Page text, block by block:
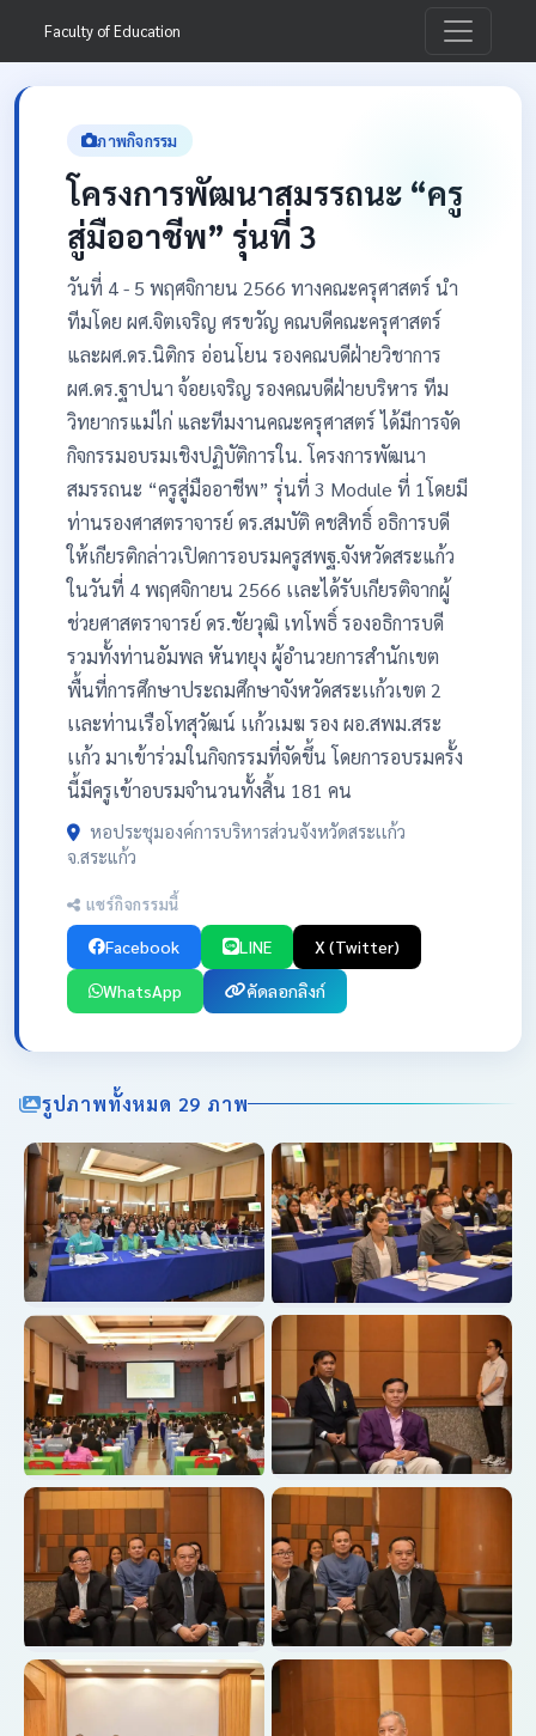
Faculty of Education
ภาพกิจกรรม
โครงการพัฒนาสมรรถนะ “ครู
สู่มืออาชีพ” รุ่นที่ 3
วันที่ 4 - 5 พฤศจิกายน 2566 ทางคณะครุศาสตร์ นำ
ทีมโดย ผศ.จิตเจริญ ศรขวัญ คณบดีคณะครุศาสตร์
และผศ.ดร.นิติกร อ่อนโยน รองคณบดีฝ่ายวิชาการ
ผศ.ดร.ฐาปนา จ้อยเจริญ รองคณบดีฝ่ายบริหาร ทีม
วิทยากรแม่ไก่ และทีมงานคณะครุศาสตร์ ได้มีการจัด
กิจกรรมอบรมเชิงปฏิบัติการใน. โครงการพัฒนา
สมรรถนะ “ครูสู่มืออาชีพ” รุ่นที่ 3 Module ที่ 1โดยมี
ท่านรองศาสตราจารย์ ดร.สมบัติ คชสิทธิ์ อธิการบดี
ให้เกียรติกล่าวเปิดการอบรมครูสพฐ.จังหวัดสระแก้ว
ในวันที่ 4 พฤศจิกายน 2566 เเละได้รับเกียรติจากผู้
ช่วยศาสตราจารย์ ดร.ชัยวุฒิ เทโพธิ์ รองอธิการบดี
รวมทั้งท่านอัมพล หันทยุง ผู้อำนวยการสำนักเขต
พื้นที่การศึกษาประถมศึกษาจังหวัดสระเเก้วเขต 2
เเละท่านเรือโทสุวัฒน์ เเก้วเมฆ รอง ผอ.สพม.สระ
เเก้ว มาเข้าร่วมในกิจกรรมที่จัดขึ้น โดยการอบรมครั้ง
นี้มีครูเข้าอบรมจำนวนทั้งสิ้น 181 คน
หอประชุมองค์การบริหารส่วนจังหวัดสระเเก้ว
จ.สระแก้ว
แชร์กิจกรรมนี้
Facebook LINE X (Twitter)
WhatsApp คัดลอกลิงก์
รูปภาพทั้งหมด 29 ภาพ